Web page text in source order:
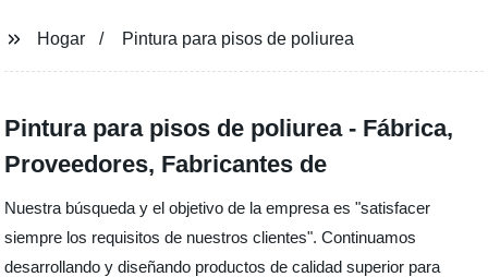
Hogar Pintura para pisos de poliurea
Pintura para pisos de poliurea - Fábrica,
Proveedores, Fabricantes de
Nuestra búsqueda y el objetivo de la empresa es "satisfacer
siempre los requisitos de nuestros clientes". Continuamos
desarrollando y diseñando productos de calidad superior para